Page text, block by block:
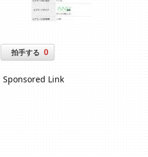
拍手する 0
Sponsored Link